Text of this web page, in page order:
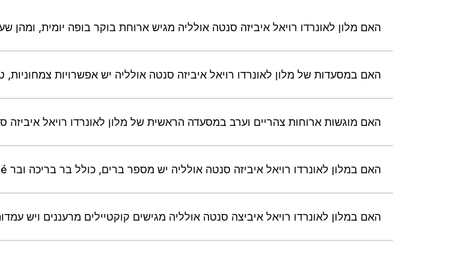
האם מלון לאונרדו רויאל איביזה סנטה אולליה מגיש ארוחת בוקר בופה יומית, ומהן
האם במסעדות של מלון לאונרדו רויאל איביזה סנטה אולליה יש אפשרויות צמחוניות,
האם מוגשות ארוחות צהריים וערב במסעדה הראשית של מלון לאונרדו רויאל איביזה
האם במלון לאונרדו רויאל איביזה סנטה אולליה יש מספר ברים, כולל בר בריכה ובר Rosé?
האם במלון לאונרדו רויאל איביצה סנטה אולליה מגישים קוקטיילים מרעננים ויש